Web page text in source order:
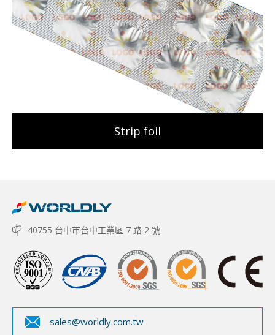
Strip foil
40755 台中市台中工業區 7 路 2 號
sales@worldly.com.tw